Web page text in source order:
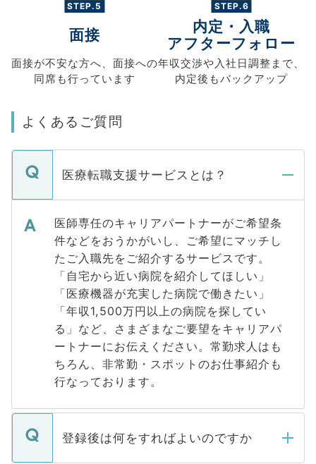
STEP.5
面接
面接が不安な方へ、 面接への
同席も行っています
STEP.6
内定・入職
アフターフォロー
年収交渉や入社日調整まで、
内定後もバックアップ
よくあるご質問
医療転職支援サービスとは？
医師専任のキャリアパートナーがご希望条
件などをおうかがいし、ご希望にマッチし
たご入職先をご紹介するサービスです。
「自宅から近い病院を紹介してほしい」
「医療機器が充実した病院で働きたい」
「年収1,500万円以上の病院を探してい
る」など、さまざまなご要望をキャリアパ
ートナーにお伝えください。常勤求人はも
ちろん、非常勤・スポットのお仕事紹介も
行なっております。
登録後は何をすればよいのですか